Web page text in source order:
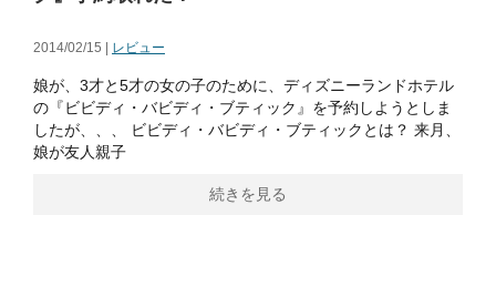
2014/02/15 | レビュー
娘が、3才と5才の女の子のために、ディズニーランドホテル
の『ビビディ・バビディ・ブティック』を予約しようとしま
したが、、、 ビビディ・バビディ・ブティックとは？ 来月、
娘が友人親子
続きを見る